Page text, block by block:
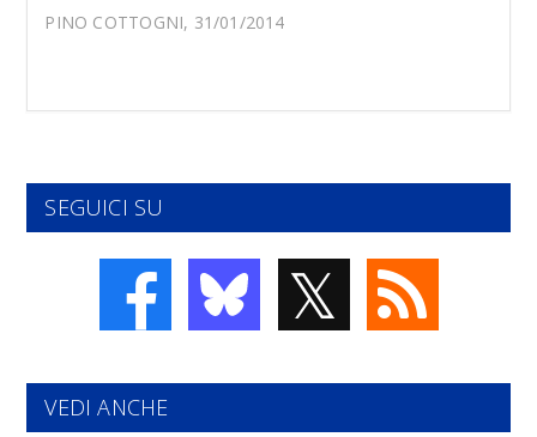
PINO COTTOGNI, 31/01/2014
SEGUICI SU
𝕏
VEDI ANCHE